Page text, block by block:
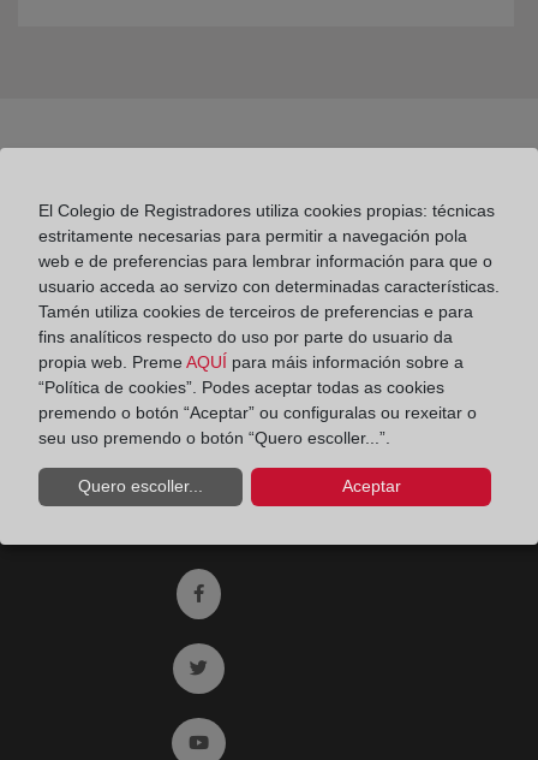
Colegio de Registradores
Príncipe de Vergara 70. 28006 Madrid
Teléfono:91 270 17 96
Fax:91 564 11 59
Email:contacto@registradores.org
Registro de entrada del Colegio de registradores
Ir a facebook (abre en ventana nueva)
Ir a twitter (abre en ventana nueva)
Ir a YouTube (abre en ventana nueva)
El Colegio de Registradores utiliza cookies propias: técnicas
estritamente necesarias para permitir a navegación pola
web e de preferencias para lembrar información para que o
usuario acceda ao servizo con determinadas características.
Tamén utiliza cookies de terceiros de preferencias e para
fins analíticos respecto do uso por parte do usuario da
propia web. Preme AQUÍ para máis información sobre a
“Política de cookies”. Podes aceptar todas as cookies
premendo o botón “Aceptar” ou configuralas ou rexeitar o
seu uso premendo o botón “Quero escoller...”.
Quero escoller... Aceptar